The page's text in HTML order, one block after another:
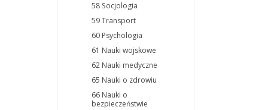
58 Socjologia
59 Transport
60 Psychologia
61 Nauki wojskowe
62 Nauki medyczne
65 Nauki o zdrowiu
66 Nauki o
bezpieczeństwie